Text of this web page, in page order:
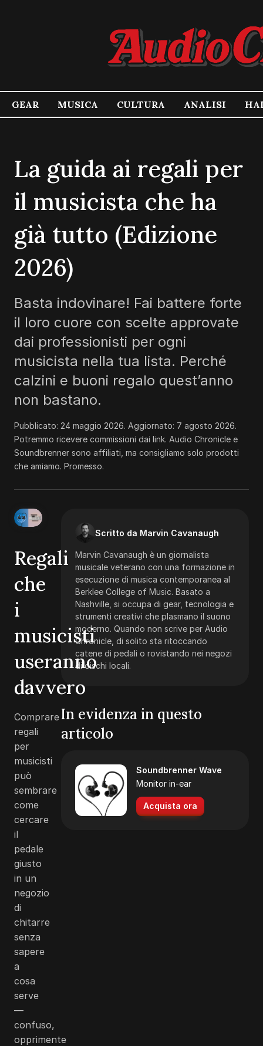
GEAR MUSICA CULTURA ANALISI
La guida ai regali per
il musicista che ha
già tutto (Edizione
2026)
Basta indovinare! Fai battere forte
il loro cuore con scelte approvate
dai professionisti per ogni
musicista nella tua lista. Perché
calzini e buoni regalo quest’anno
non bastano.
Pubblicato: 24 maggio 2026. Aggiornato: 7 agosto 2026.
Potremmo ricevere commissioni dai link. Audio Chronicle e
Soundbrenner sono affiliati, ma consigliamo solo prodotti
che amiamo. Promesso.
Scritto da Marvin Cavanaugh
Marvin Cavanaugh è un giornalista
musicale veterano con una formazione in
esecuzione di musica contemporanea al
Berklee College of Music. Basato a
Nashville, si occupa di gear, tecnologia e
strumenti creativi che plasmano il suono
moderno. Quando non scrive per Audio
Chronicle, di solito sta ritoccando
catene di pedali o rovistando nei negozi
di dischi locali.
In evidenza in questo
articolo
Soundbrenner Wave
Monitor in-ear
Acquista ora
Regali
che
i
musicisti
useranno
davvero
Comprare
regali
per
musicisti
può
sembrare
come
cercare
il
pedale
giusto
in un
negozio
di
chitarre
senza
sapere
a
cosa
serve
—
confuso,
opprimente